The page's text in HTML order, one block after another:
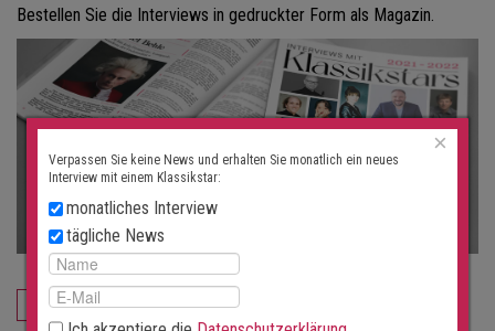
Bestellen Sie die Interviews in gedruckter Form als Magazin.
JETZT BESTELLEN
×
Verpassen Sie keine News und erhalten Sie monatlich ein neues
Interview mit einem Klassikstar:
monatliches Interview
tägliche News